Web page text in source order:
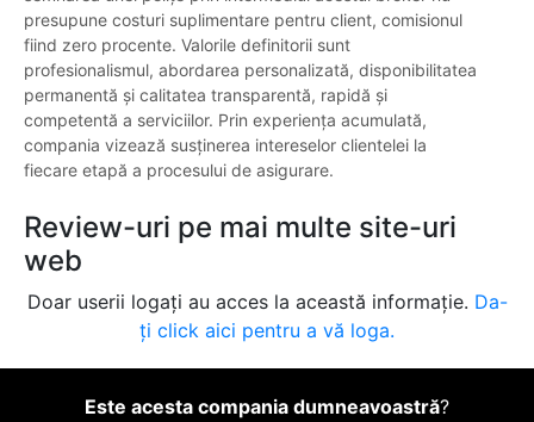
presupune costuri suplimentare pentru client, comisionul
fiind zero procente. Valorile definitorii sunt
profesionalismul, abordarea personalizată, disponibilitatea
permanentă și calitatea transparentă, rapidă și
competentă a serviciilor. Prin experiența acumulată,
compania vizează susținerea intereselor clientelei la
fiecare etapă a procesului de asigurare.
Review-uri pe mai multe site-uri
web
Doar userii logați au acces la această informație. Da-
ți click aici pentru a vă loga.
Este acesta compania dumneavoastră?